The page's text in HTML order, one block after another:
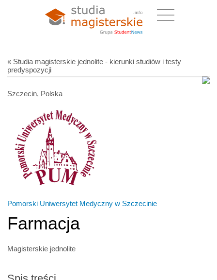
« Studia magisterskie jednolite - kierunki studiów i testy
predyspozycji
Szczecin, Polska
Pomorski Uniwersytet Medyczny w Szczecinie
Farmacja
Magisterskie jednolite